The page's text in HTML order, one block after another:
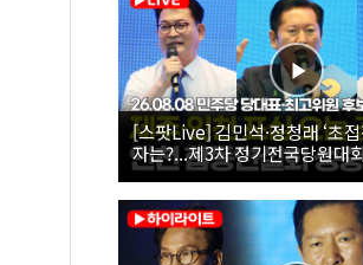
[스팟Live] 김민석·정청래 ‘초
자는?...제3차 정기전국당원대
합동연설회 생중계 | 26.08.08